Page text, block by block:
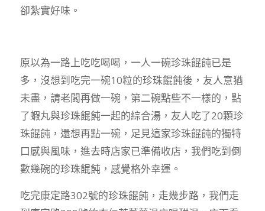
卻紮實好味。
原以為一路上吃吃喝喝，一人一碗珍珠餛飩已是
多，沒想到吃完一碗10粒的珍珠餛飩後，友人意猶
未盡，請老闆再做一碗，第二碗點些不一樣的，點
了蝦丸與珍珠餛飩一起的綜合湯，友人吃了20顆珍
珠餛飩，還想再點一碗，足見這家珍珠餛飩的獨特
口感與風味，進去時店家已準備收店，我們吃到倒
數幾碗的珍珠餛飩，感覺格外幸運。
吃完康定路302號的珍珠餛飩，走幾步路，我們走